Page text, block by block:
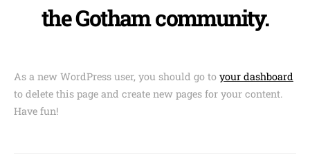
the Gotham community.
As a new WordPress user, you should go to your dashboard
to delete this page and create new pages for your content.
Have fun!